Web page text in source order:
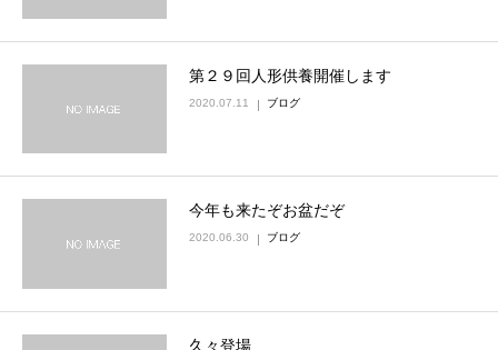
第２９回人形供養開催します
2020.07.11 ブログ
今年も来たぞお盆だぞ
2020.06.30 ブログ
久々登場